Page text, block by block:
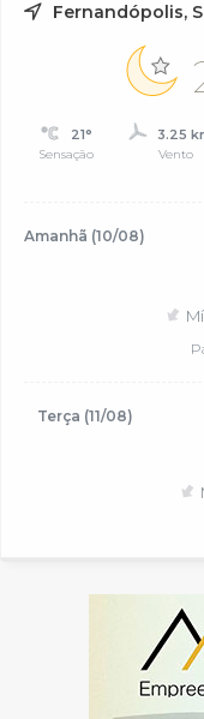
Fernandópolis,
21°
Sensação
3.25
Vento
Amanhã (10/08)
Terça (11/08)